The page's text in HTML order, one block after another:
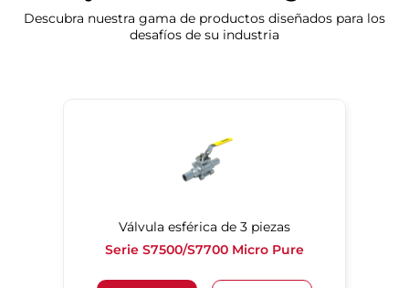
Descubra nuestra gama de productos diseñados para los
desafíos de su industria
Válvula esférica de 3 piezas
Serie S7500/S7700 Micro Pure